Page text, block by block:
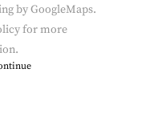
by GoogleMaps.
for more